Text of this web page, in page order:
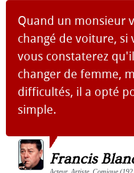
Quand un monsieur
changé de voiture, si
vous constaterez
changer de femme,
difficultés, il a opté
simple.
Francis